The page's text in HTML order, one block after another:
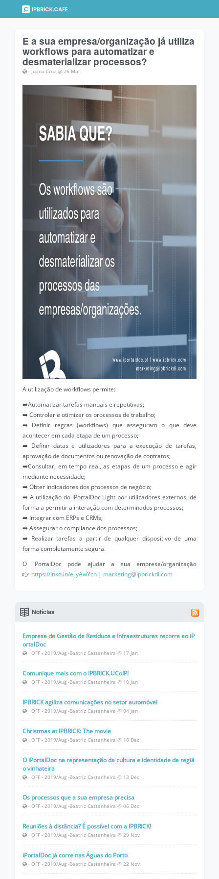
E a sua empresa/organização já utiliza
workflows para automatizar e
desmaterializar processos?
· Joana Cruz @ 26 Mar
A utilização de workflows permite:
➡️Automatizar tarefas manuais e repetitivas;
➡️ Controlar e otimizar os processos de trabalho;
➡️ Definir regras (workflows) que asseguram o que deve
acontecer em cada etapa de um processo;
➡️ Definir datas e utilizadores para a execução de tarefas,
aprovação de documentos ou renovação de contratos;
➡️Consultar, em tempo real, as etapas de um processo e agir
mediante necessidade;
➡️ Obter indicadores dos processos de negócio;
➡️ A utilização do iPortalDoc Light por utilizadores externos, de
forma a permitir a interação com determinados processos;
➡️ Integrar com ERPs e CRMs;
➡️ Assegurar o compliance dos processos;
➡️ Realizar tarefas a partir de qualquer dispositivo de uma
forma completamente segura.
O iPortalDoc pode ajudar a sua empresa/organização
👉 https://lnkd.in/e_yAwYcn | marketing@ipbrickdi.com
Notícias
Empresa de Gestão de Resíduos e Infraestruturas recorre ao iP
ortalDoc
· OFF - 2019/Aug -Beatriz Castanheira @ 17 Jan
Comunique mais com o IPBRICK.UCoIP!
· OFF - 2019/Aug -Beatriz Castanheira @ 10 Jan
IPBRICK agiliza comunicações no setor automóvel
· OFF - 2019/Aug -Beatriz Castanheira @ 04 Jan
Christmas at IPBRICK: The movie
· OFF - 2019/Aug -Beatriz Castanheira @ 18 Dec
O iPortalDoc na representação da cultura e identidade da regiã
o vinhateira
· OFF - 2019/Aug -Beatriz Castanheira @ 13 Dec
Os processos que a sua empresa precisa
· OFF - 2019/Aug -Beatriz Castanheira @ 06 Dec
Reuniões à distância? É possível com a IPBRICK!
· OFF - 2019/Aug -Beatriz Castanheira @ 29 Nov
iPortalDoc já corre nas Águas do Porto
· OFF - 2019/Aug -Beatriz Castanheira @ 22 Nov